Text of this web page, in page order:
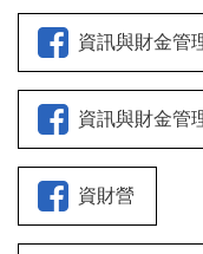
資訊與財金管
資訊與財金管
資財營